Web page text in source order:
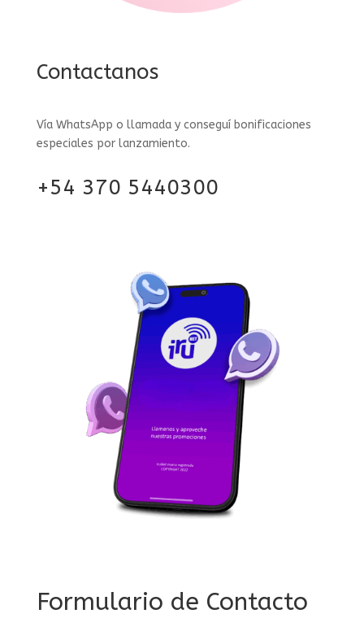
Contactanos
Vía WhatsApp o llamada y conseguí bonificaciones
especiales por lanzamiento.
+54 370 5440300
Formulario de Contacto